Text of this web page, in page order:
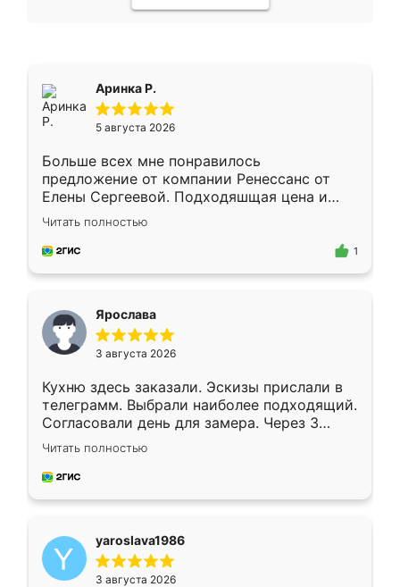
Аринка Р.
5 августа 2026
Больше всех мне понравилось
предложение от компании Ренессанс от
Елены Сергеевой. Подходяшщая цена и
короткие сроки изготовления. Приехавший
для замера сотрудник Владислав
предложил по моему эскизу самый
Читать полностью
1
Ярослава
3 августа 2026
Кухню здесь заказали. Эскизы прислали в
телеграмм. Выбрали наиболее подходящий.
Согласовали день для замера. Через 3
недели кухня была уже готова. Остались
довольны работой. Спасибо Ренессанс
мебель за качественную работу!
Читать полностью
yaroslava1986
3 августа 2026